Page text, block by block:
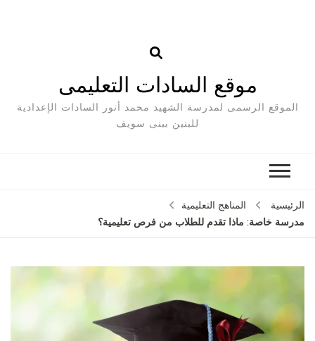
موقع السادات التعليمى
الموقع الرسمى لمدرسة الشهيد محمد أنور السادات الإعدادية
للبنين ببنى سويف
الرئيسية
المناهج التعليمية
مدرسة خاصة: ماذا تقدم للطلاب من فرص تعليمية؟